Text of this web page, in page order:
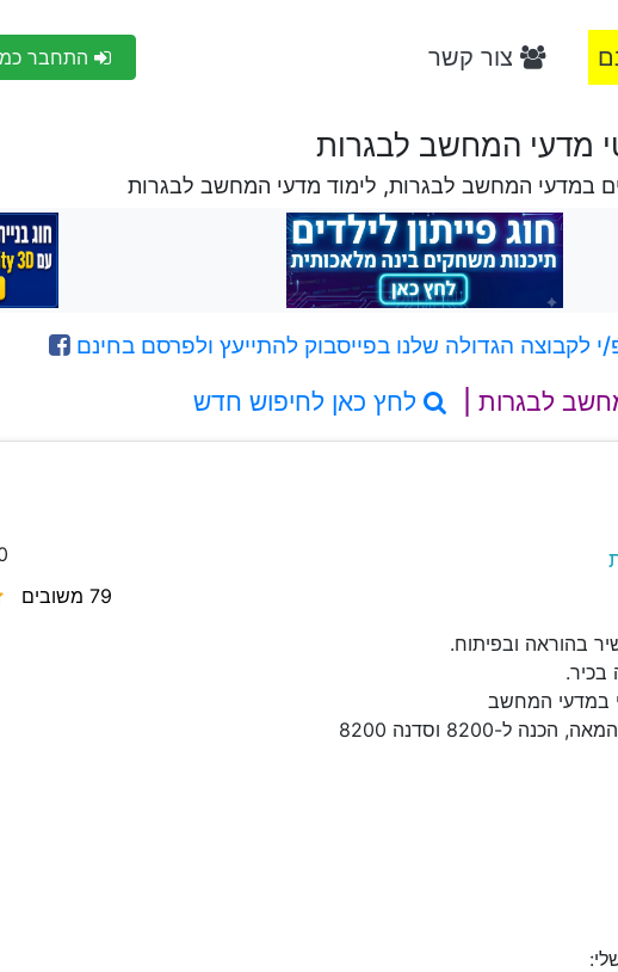
צור קשר התחבר
מדעי המחשב לבגרות
במדעי המחשב לבגרות, לימוד מדעי המחשב לבגרות
הגדולה שלנו בפייסבוק להתייעץ ולפרסם בחינם
לבגרות | לחץ כאן לחיפוש חדש
79 משובים
בכיר.
במדעי המחשב
8200 וסדנה 8200